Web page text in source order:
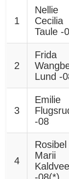
1
Nellie
Cecilia
Taule -
2
Frida
Lund -
3
Emilie
-08
4
Rosibel
Marii
Kaldvee